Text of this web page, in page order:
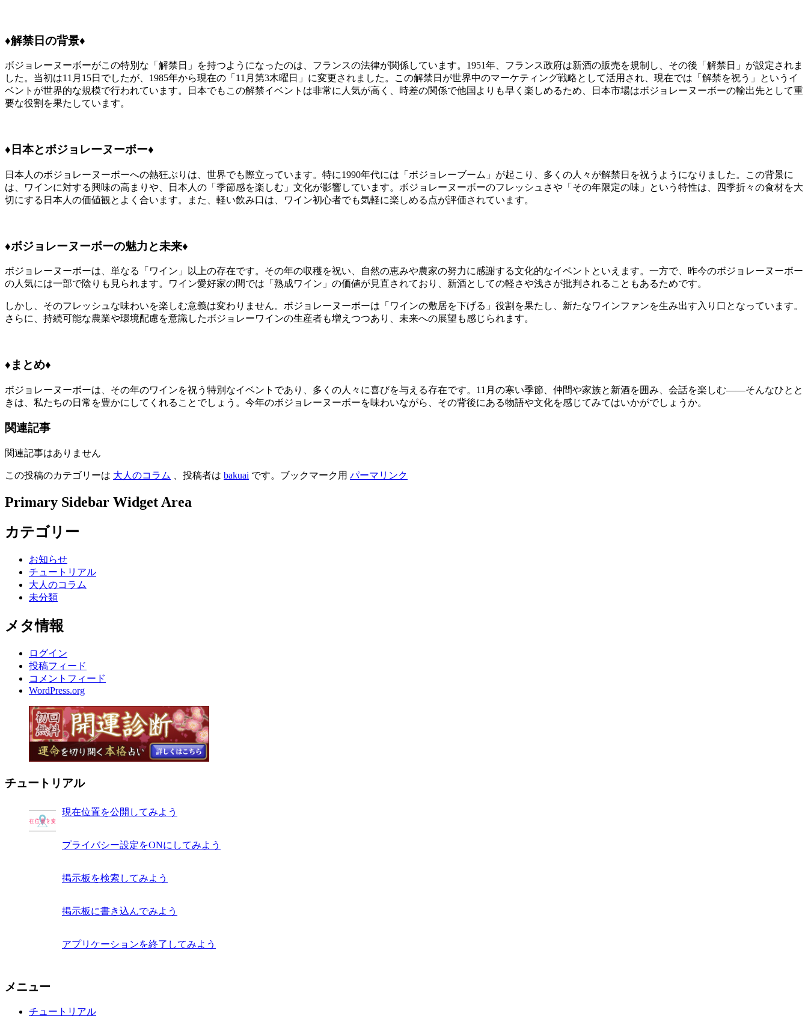
♦︎解禁日の背景♦︎
ボジョレーヌーボーがこの特別な「解禁日」を持つようになったのは、フランスの法律が関係しています。1951年、フランス政府は新酒の販売を規制し、その後「解禁日」が設定されま
した。当初は11月15日でしたが、1985年から現在の「11月第3木曜日」に変更されました。この解禁日が世界中のマーケティング戦略として活用され、現在では「解禁を祝う」というイ
ベントが世界的な規模で行われています。日本でもこの解禁イベントは非常に人気が高く、時差の関係で他国よりも早く楽しめるため、日本市場はボジョレーヌーボーの輸出先として重
要な役割を果たしています。
♦︎日本とボジョレーヌーボー♦︎
日本人のボジョレーヌーボーへの熱狂ぶりは、世界でも際立っています。特に1990年代には「ボジョレーブーム」が起こり、多くの人々が解禁日を祝うようになりました。この背景に
は、ワインに対する興味の高まりや、日本人の「季節感を楽しむ」文化が影響しています。ボジョレーヌーボーのフレッシュさや「その年限定の味」という特性は、四季折々の食材を大
切にする日本人の価値観とよく合います。また、軽い飲み口は、ワイン初心者でも気軽に楽しめる点が評価されています。
♦︎ボジョレーヌーボーの魅力と未来♦︎
ボジョレーヌーボーは、単なる「ワイン」以上の存在です。その年の収穫を祝い、自然の恵みや農家の努力に感謝する文化的なイベントといえます。一方で、昨今のボジョレーヌーボー
の人気には一部で陰りも見られます。ワイン愛好家の間では「熟成ワイン」の価値が見直されており、新酒としての軽さや浅さが批判されることもあるためです。
しかし、そのフレッシュな味わいを楽しむ意義は変わりません。ボジョレーヌーボーは「ワインの敷居を下げる」役割を果たし、新たなワインファンを生み出す入り口となっています。
さらに、持続可能な農業や環境配慮を意識したボジョレーワインの生産者も増えつつあり、未来への展望も感じられます。
♦︎まとめ♦︎
ボジョレーヌーボーは、その年のワインを祝う特別なイベントであり、多くの人々に喜びを与える存在です。11月の寒い季節、仲間や家族と新酒を囲み、会話を楽しむ――そんなひとと
きは、私たちの日常を豊かにしてくれることでしょう。今年のボジョレーヌーボーを味わいながら、その背後にある物語や文化を感じてみてはいかがでしょうか。
関連記事
関連記事はありません
この投稿のカテゴリーは 大人のコラム 、投稿者は bakuai です。ブックマーク用 パーマリンク
Primary Sidebar Widget Area
カテゴリー
お知らせ
チュートリアル
大人のコラム
未分類
メタ情報
ログイン
投稿フィード
コメントフィード
WordPress.org
チュートリアル
現在位置を公開してみよう
プライバシー設定をONにしてみよう
掲示板を検索してみよう
掲示板に書き込んでみよう
アプリケーションを終了してみよう
メニュー
チュートリアル